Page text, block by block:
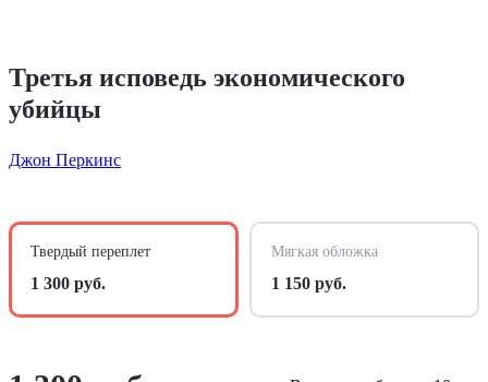
Третья исповедь экономического
убийцы
Джон Перкинс
Твердый переплет
1 300 руб.
Мягкая обложка
1 150 руб.